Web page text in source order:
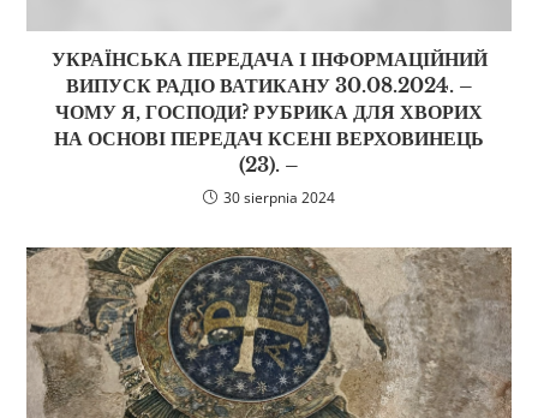
УКРАЇНСЬКА ПЕРЕДАЧА І ІНФОРМАЦІЙНИЙ
ВИПУСК РАДІО ВАТИКАНУ 30.08.2024. –
ЧОМУ Я, ГОСПОДИ? РУБРИКА ДЛЯ ХВОРИХ
НА ОСНОВІ ПЕРЕДАЧ КСЕНІ ВЕРХОВИНЕЦЬ
(23). –
30 sierpnia 2024